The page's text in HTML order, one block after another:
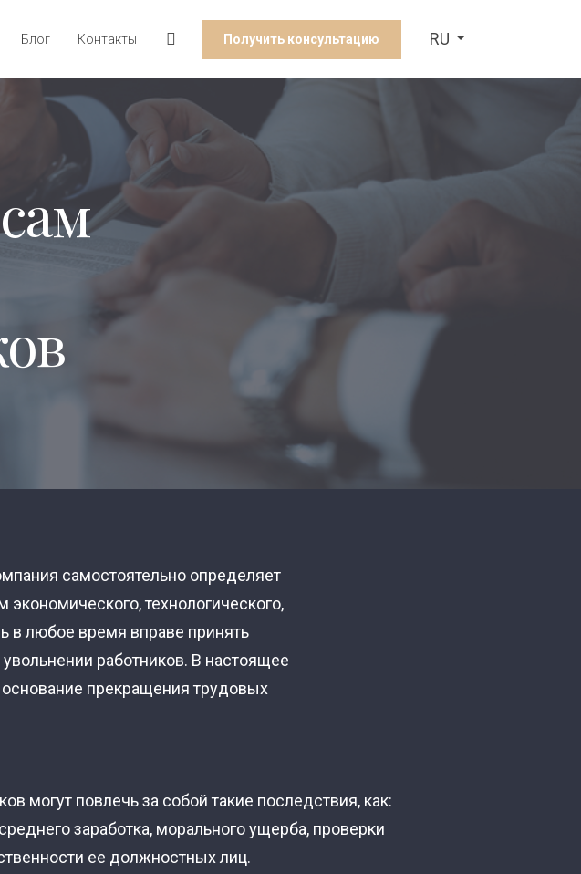
Блог Контакты Получить консультацию RU
самостоятельно определяет
технологического,
в любое время вправе принять
работников. В настоящее
прекращения трудовых
могут повлечь за собой такие последствия, как:
заработка, морального ущерба, проверки
ее должностных лиц.